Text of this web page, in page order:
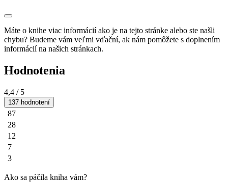
Máte o knihe viac informácií ako je na tejto stránke alebo ste našli
chybu? Budeme vám veľmi vďační, ak nám pomôžete s doplnením
informácií na našich stránkach.
Hodnotenia
4,4 / 5
137 hodnotení
87
28
12
7
3
Ako sa páčila kniha vám?